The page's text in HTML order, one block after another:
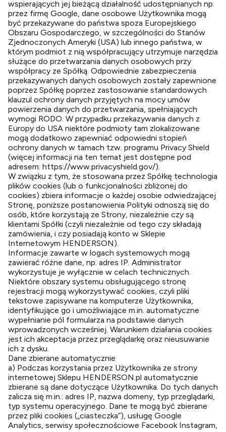
wspierających jej bieżącą działalność udostępnianych np.
przez firmę Google, dane osobowe Użytkownika mogą
być przekazywane do państwa spoza Europejskiego
Obszaru Gospodarczego, w szczególności do Stanów
Zjednoczonych Ameryki (USA) lub innego państwa, w
którym podmiot z nią współpracujący utrzymuje narzędzia
służące do przetwarzania danych osobowych przy
współpracy ze Spółką. Odpowiednie zabezpieczenia
przekazywanych danych osobowych zostały zapewnione
poprzez Spółkę poprzez zastosowanie standardowych
klauzul ochrony danych przyjętych na mocy umów
powierzenia danych do przetwarzania, spełniających
wymogi RODO. W przypadku przekazywania danych z
Europy do USA niektóre podmioty tam zlokalizowane
mogą dodatkowo zapewniać odpowiedni stopień
ochrony danych w tamach tzw. programu Privacy Shield
(więcej informacji na ten temat jest dostępne pod
adresem: https://www.privacyshield.gov/).
W związku z tym, że stosowana przez Spółkę technologia
plików cookies (lub o funkcjonalności zbliżonej do
cookies) zbiera informacje o każdej osobie odwiedzającej
Stronę, poniższe postanowienia Polityki odnoszą się do
osób, które korzystają ze Strony, niezależnie czy są
klientami Spółki (czyli niezależnie od tego czy składają
zamówienia, i czy posiadają konto w Sklepie
Internetowym HENDERSON).
Informacje zawarte w logach systemowych mogą
zawierać różne dane, np. adres IP. Administrator
wykorzystuje je wyłącznie w celach technicznych.
Niektóre obszary systemu obsługującego stronę
rejestracji mogą wykorzystywać cookies, czyli pliki
tekstowe zapisywane na komputerze Użytkownika,
identyfikujące go i umożliwiające m.in. automatyczne
wypełnianie pól formularza na podstawie danych
wprowadzonych wcześniej. Warunkiem działania cookies
jest ich akceptacja przez przeglądarkę oraz nieusuwanie
ich z dysku.
Dane zbierane automatycznie
a) Podczas korzystania przez Użytkownika ze strony
internetowej Sklepu HENDERSON.pl automatycznie
zbierane są dane dotyczące Użytkownika. Do tych danych
zalicza się m.in.: adres IP, nazwa domeny, typ przeglądarki,
typ systemu operacyjnego. Dane te mogą być zbierane
przez pliki cookies („ciasteczka”), usługę Google
Analytics, serwisy społecznościowe Facebook Instagram,